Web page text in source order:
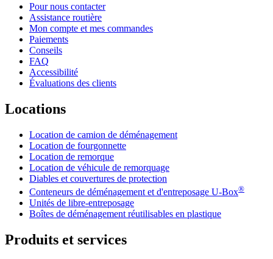
Pour nous contacter
Assistance routière
Mon compte et mes commandes
Paiements
Conseils
FAQ
Accessibilité
Évaluations des clients
Locations
Location de camion de déménagement
Location de fourgonnette
Location de remorque
Location de véhicule de remorquage
Diables et couvertures de protection
Conteneurs de déménagement et d'entreposage U-Box®
Unités de libre-entreposage
Boîtes de déménagement réutilisables en plastique
Produits et services